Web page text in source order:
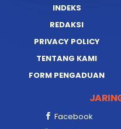
INDEKS
REDAKSI
PRIVACY POLICY
TENTANG KAMI
FORM PENGADUAN
Facebook